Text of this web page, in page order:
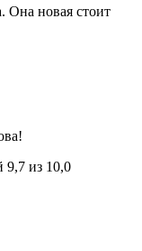
Она новая стоит
9,7 из 10,0